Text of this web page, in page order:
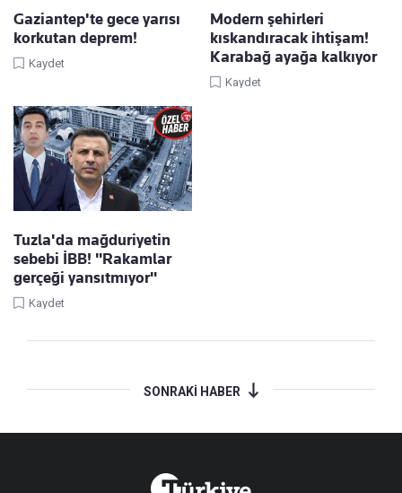
Gaziantep'te gece yarısı
korkutan deprem!
Kaydet
Modern şehirleri
kıskandıracak ihtişam!
Karabağ ayağa kalkıyor
Kaydet
Tuzla'da mağduriyetin
sebebi İBB! "Rakamlar
gerçeği yansıtmıyor"
Kaydet
SONRAKİ HABER